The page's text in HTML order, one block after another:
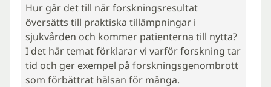
Hur går det till när forskningsresultat
översätts till praktiska tillämpningar i
sjukvården och kommer patienterna till nytta?
I det här temat förklarar vi varför forskning tar
tid och ger exempel på forskningsgenombrott
som förbättrat hälsan för många.